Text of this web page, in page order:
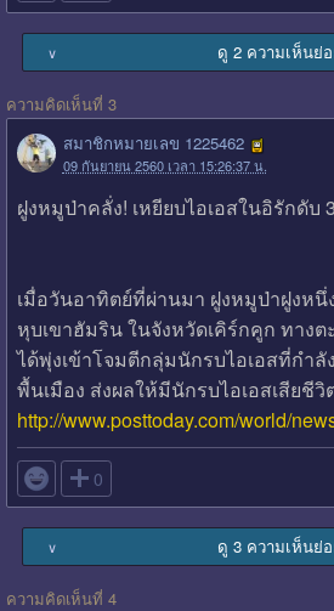
∨ ดู 2 ความเห็นย่
ความคิดเห็นที่ 3
สมาชิกหมายเลข 1225462
09 กันยายน 2560 เวลา 15:26:37 น.
ฝูงหมูป่าคลั่ง! เหยียบไอเอสในอิรักดับ
เมื่อวันอาทิตย์ที่ผ่านมา ฝูงหมูป่าฝูงห
หุบเขาฮัมริน ในจังหวัดเคิร์กคูก ทางต
ได้พุ่งเข้าโจมตีกลุ่มนักรบไอเอสที่กำ
พื้นเมือง ส่งผลให้มีนักรบไอเอสเสียชีวิ
http://www.posttoday.com/world/
 0
∨ ดู 3 ความเห็นย่
ความคิดเห็นที่ 4